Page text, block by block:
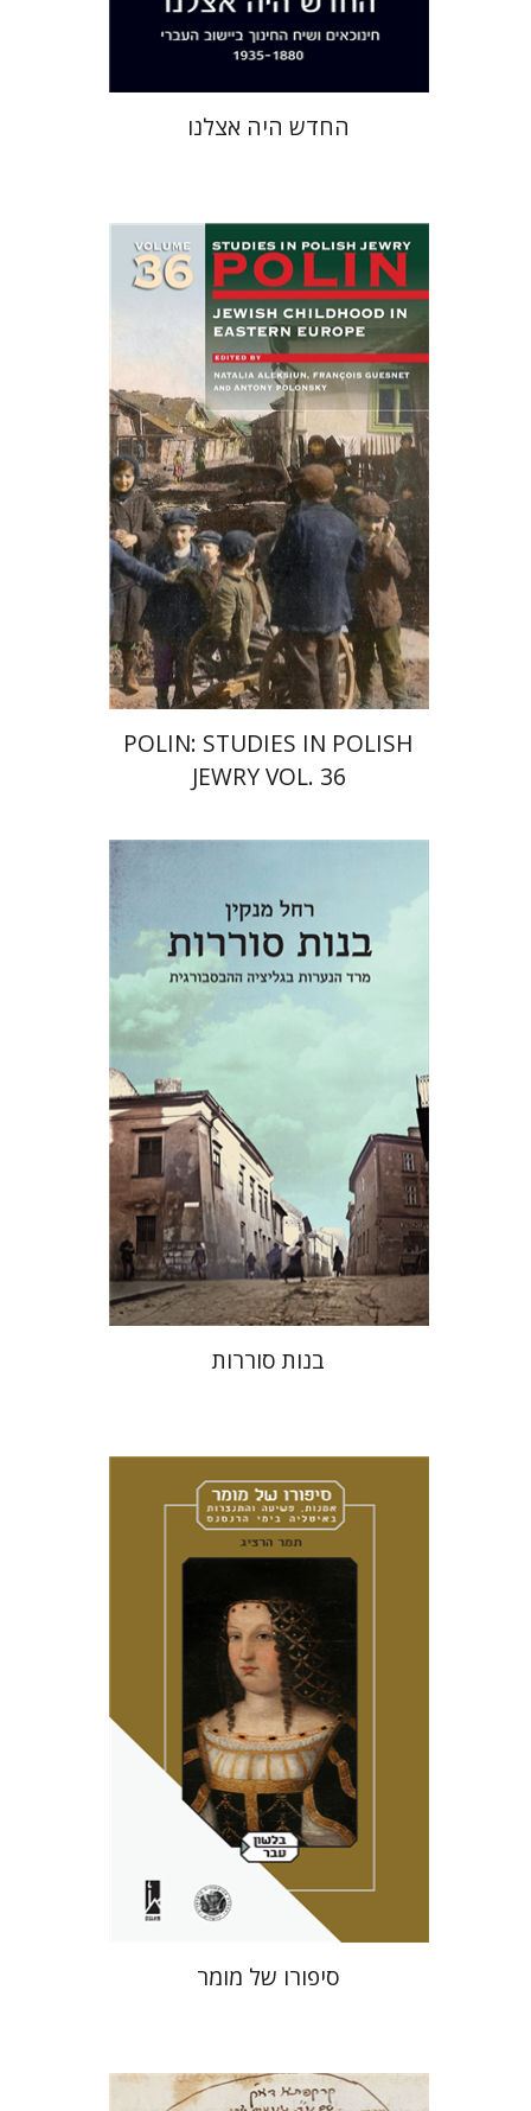
$42
$38
החדש היה אצלנו
François Guesnet
אלקסיון
אנטוני פולונסקי
POLIN: STUDIES IN POLISH
JEWRY VOL. 36
רחל מנקין
יפתח בריל
הנחת אתר ספר מודפס
$35
$32
בנות סוררות
תמר הרציג
אמוץ גלעדי
הנחת אתר ספר מודפס
$46
$41
סיפורו של מומר